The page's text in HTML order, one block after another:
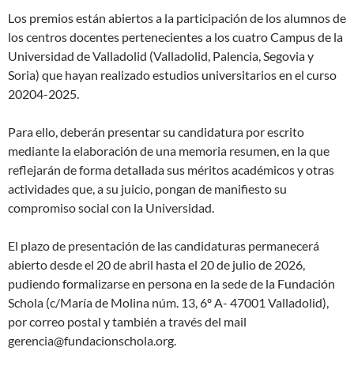
Los premios están abiertos a la participación de los alumnos de
los centros docentes pertenecientes a los cuatro Campus de la
Universidad de Valladolid (Valladolid, Palencia, Segovia y
Soria) que hayan realizado estudios uni­versitarios en el curso
20204-2025.
Para ello, deberán presentar su candidatura por escrito
mediante la elaboración de una memoria resumen, en la que
reflejarán de forma detallada sus méritos académicos y otras
actividades que, a su juicio, pongan de manifiesto su
compromiso social con la Universidad.
El plazo de presentación de las candidaturas permanecerá
abierto desde el 20 de abril hasta el 20 de julio de 2026,
pudiendo formalizarse en persona en la sede de la Fundación
Schola (c/María de Molina núm. 13, 6º A- 47001 Valladolid),
por correo postal y también a través del mail
gerencia@fundacionschola.org.